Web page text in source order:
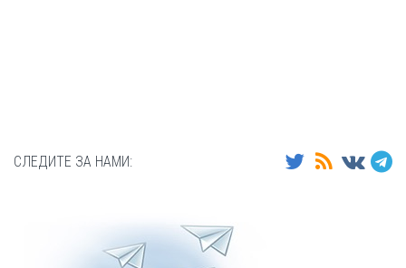
СЛЕДИТЕ ЗА НАМИ: